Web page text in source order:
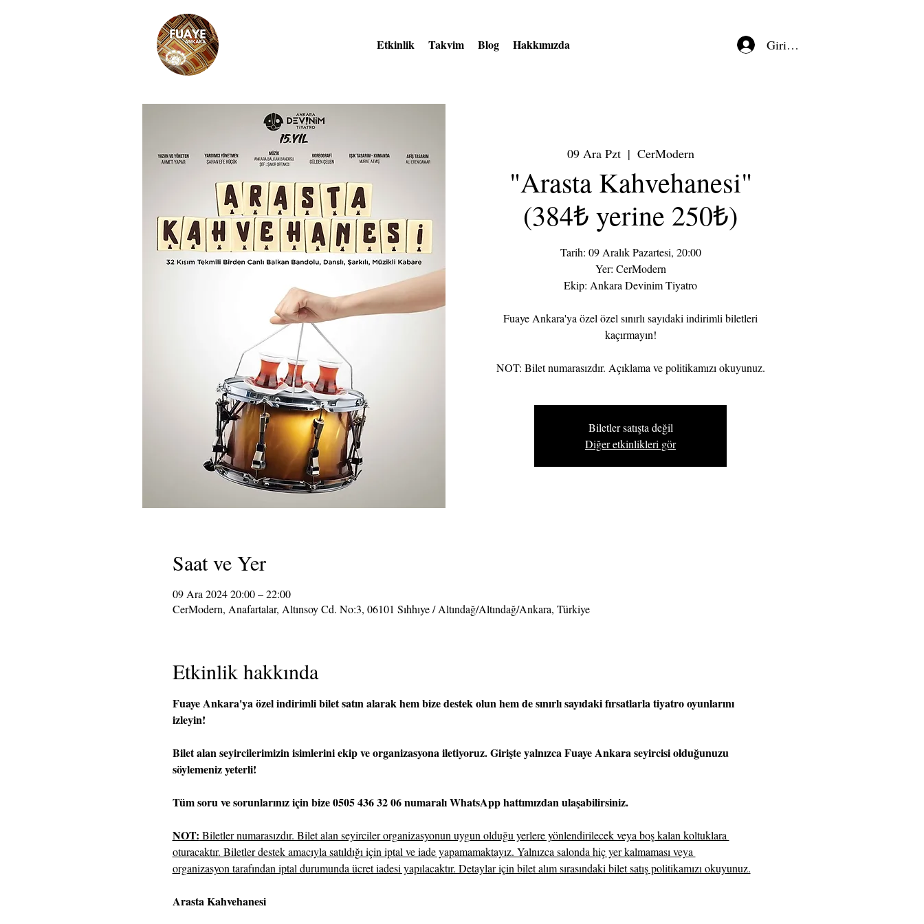
Etkinlik Takvim Blog Hakkımızda Giriş/Kayıt
09 Ara Pzt
  |
CerModern
"Arasta Kahvehanesi"
(384₺ yerine 250₺)
Tarih: 09 Aralık Pazartesi, 20:00
Yer: CerModern
Ekip: Ankara Devinim Tiyatro
Fuaye Ankara'ya özel özel sınırlı sayıdaki indirimli biletleri
kaçırmayın!
NOT: Bilet numarasızdır. Açıklama ve politikamızı okuyunuz.
Biletler satışta değil
Diğer etkinlikleri gör
Saat ve Yer
09 Ara 2024 20:00 – 22:00
CerModern, Anafartalar, Altınsoy Cd. No:3, 06101 Sıhhıye / Altındağ/Altındağ/Ankara, Türkiye
Etkinlik hakkında
Fuaye Ankara'ya özel indirimli bilet satın alarak hem bize destek olun hem de sınırlı sayıdaki fırsatlarla tiyatro oyunlarını
izleyin!
Bilet alan seyircilerimizin isimlerini ekip ve organizasyona iletiyoruz. Girişte yalnızca Fuaye Ankara seyircisi olduğunuzu
söylemeniz yeterli!
Tüm soru ve sorunlarınız için bize 0505 436 32 06 numaralı WhatsApp hattımızdan ulaşabilirsiniz.
NOT: Biletler numarasızdır. Bilet alan seyirciler organizasyonun uygun olduğu yerlere yönlendirilecek veya boş kalan koltuklara
oturacaktır. Biletler destek amacıyla satıldığı için iptal ve iade yapamamaktayız. Yalnızca salonda hiç yer kalmaması veya
organizasyon tarafından iptal durumunda ücret iadesi yapılacaktır. Detaylar için bilet alım sırasındaki bilet satış politikamızı okuyunuz.
Arasta Kahvehanesi